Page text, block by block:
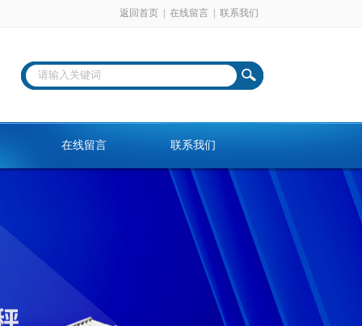
返回首页 在线留言 联系我们
在线留言 联系我们